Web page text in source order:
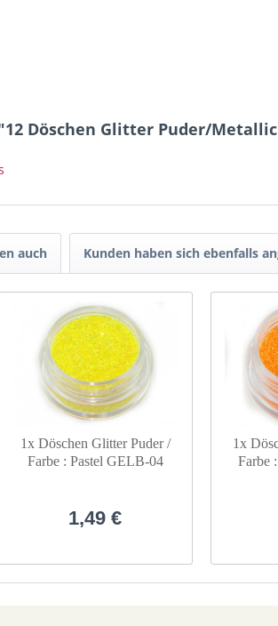
Döschen Glitter Puder/Metallic
auch Kunden haben sich ebenfalls
1x Döschen Glitter Puder /
Farbe : Pastel GELB-04
1,49 €
1x
Farbe